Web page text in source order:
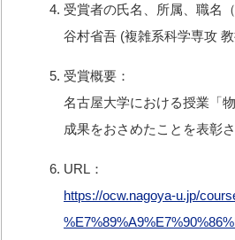
受賞者の氏名、所属、職名
谷村省吾 (複雑系科学専攻
受賞概要：
名古屋大学における授業「
成果をおさめたことを表彰さ
URL：
https://ocw.nagoya-u.jp/